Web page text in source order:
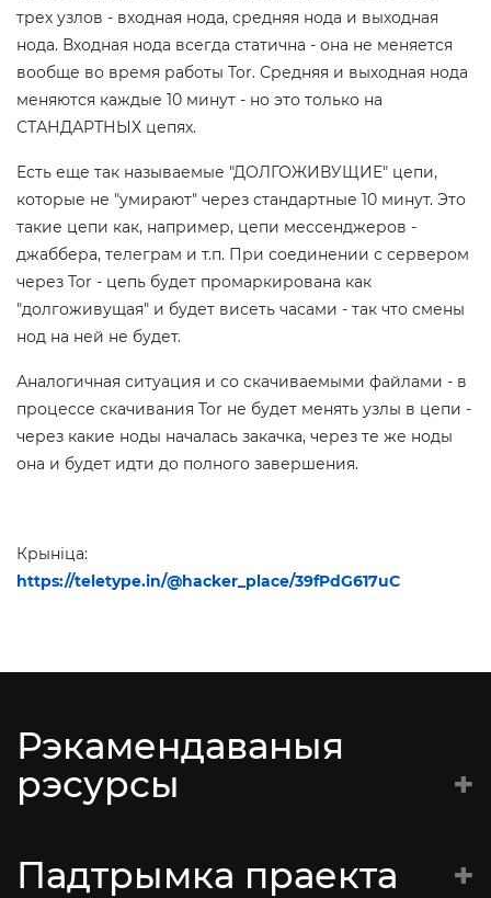
трех узлов - входная нода, средняя нода и выходная
нода. Входная нода всегда статична - она не меняется
вообще во время работы Tor. Средняя и выходная нода
меняются каждые 10 минут - но это только на
СТАНДАРТНЫХ цепях.
Есть еще так называемые "ДОЛГОЖИВУЩИЕ" цепи,
которые не "умирают" через стандартные 10 минут. Это
такие цепи как, например, цепи мессенджеров -
джаббера, телеграм и т.п. При соединении с сервером
через Tor - цепь будет промаркирована как
"долгоживущая" и будет висеть часами - так что смены
нод на ней не будет.
Аналогичная ситуация и со скачиваемыми файлами - в
процессе скачивания Tor не будет менять узлы в цепи -
через какие ноды началась закачка, через те же ноды
она и будет идти до полного завершения.
Крыніца:
https://teletype.in/@hacker_place/39fPdG617uC
Рэкамендаваныя
рэсурсы
Падтрымка праекта